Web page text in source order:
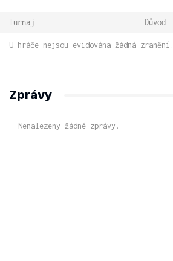
Turnaj Důvod
U hráče nejsou evidována žádná zranění.
Zprávy
Nenalezeny žádné zprávy.